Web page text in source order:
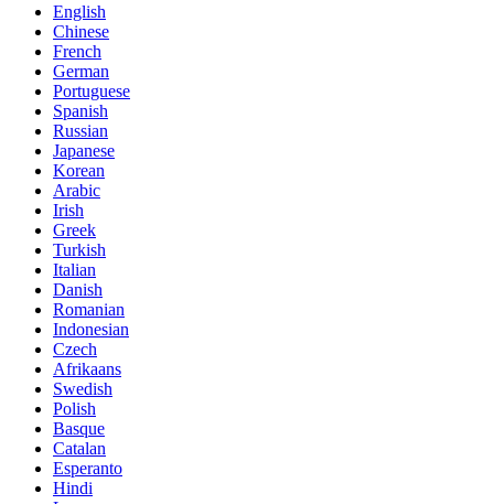
English
Chinese
French
German
Portuguese
Spanish
Russian
Japanese
Korean
Arabic
Irish
Greek
Turkish
Italian
Danish
Romanian
Indonesian
Czech
Afrikaans
Swedish
Polish
Basque
Catalan
Esperanto
Hindi